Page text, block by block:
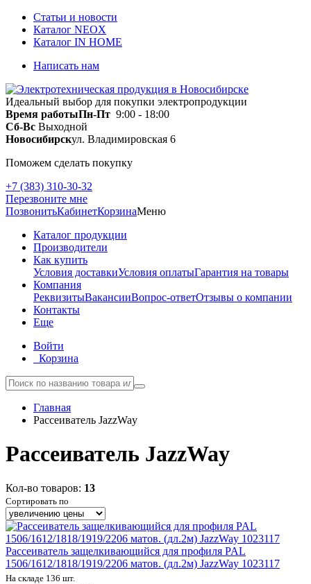
Статьи и новости
Каталог NEOX
Каталог IN HOME
Написать нам
Идеальный выбор для покупки электропродукции
Время работыПн-Пт 9:00 - 18:00
Сб-Вс Выходной
Новосибирскул. Владимировская 6
Поможем сделать покупку
+7 (383) 310-30-32
Перезвоните мне
ПозвонитьКабинетКорзинаМеню
Каталог продукции
Производители
Как купить
Условия доставкиУсловия оплатыГарантия на товары
Компания
РеквизитыВакансииВопрос-ответОтзывы о компании
Контакты
Еще
Войти
Корзина
Главная
Рассеиватель JazzWay
Рассеиватель JazzWay
Кол-во товаров: 13
Сортировать по
Рассеиватель защелкивающийся для профиля PAL
1506/1612/1818/1919/2206 матов. (дл.2м) JazzWay 1023117
На складе 136 шт.